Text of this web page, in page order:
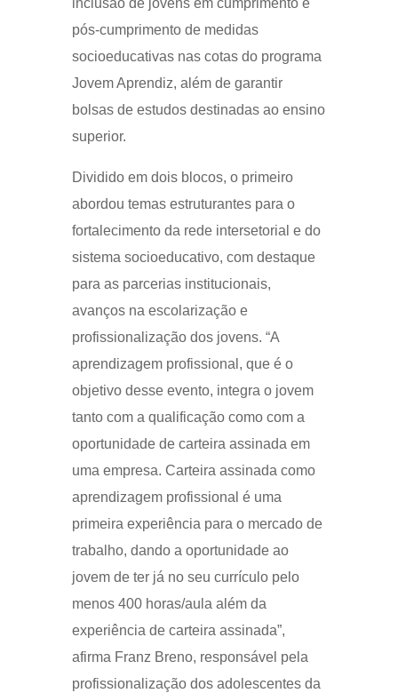
inclusão de jovens em cumprimento e
pós-cumprimento de medidas
socioeducativas nas cotas do programa
Jovem Aprendiz, além de garantir
bolsas de estudos destinadas ao ensino
superior.
Dividido em dois blocos, o primeiro
abordou temas estruturantes para o
fortalecimento da rede intersetorial e do
sistema socioeducativo, com destaque
para as parcerias institucionais,
avanços na escolarização e
profissionalização dos jovens. “A
aprendizagem profissional, que é o
objetivo desse evento, integra o jovem
tanto com a qualificação como com a
oportunidade de carteira assinada em
uma empresa. Carteira assinada como
aprendizagem profissional é uma
primeira experiência para o mercado de
trabalho, dando a oportunidade ao
jovem de ter já no seu currículo pelo
menos 400 horas/aula além da
experiência de carteira assinada”,
afirma Franz Breno, responsável pela
profissionalização dos adolescentes da